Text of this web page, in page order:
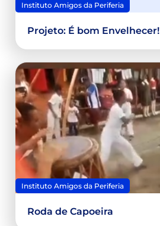
Instituto Amigos da Periferia
Projeto: É bom Envelhecer!
Instituto Amigos da Periferia
Roda de Capoeira